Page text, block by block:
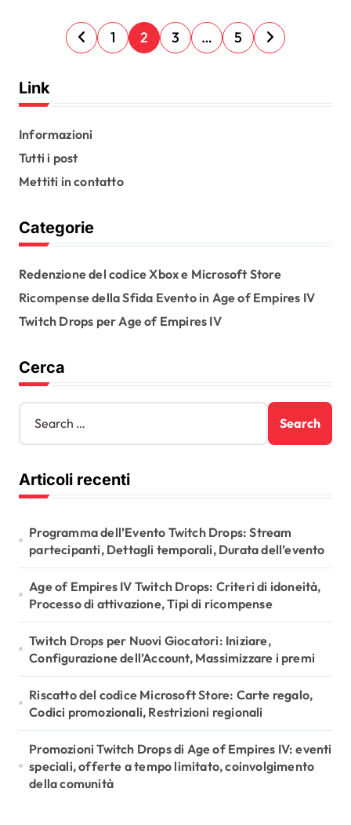
P
o
t
s
p
a
i
n
a
t
n
1 2 3 … 5
Link
Informazioni
Tutti i post
Mettiti in contatto
Categorie
Redenzione del codice Xbox e Microsoft Store
Ricompense della Sfida Evento in Age of Empires IV
Twitch Drops per Age of Empires IV
Cerca
S
a
c
h
r
:
Articoli recenti
Programma dell’Evento Twitch Drops: Stream
partecipanti, Dettagli temporali, Durata dell’evento
Age of Empires IV Twitch Drops: Criteri di idoneità,
Processo di attivazione, Tipi di ricompense
Twitch Drops per Nuovi Giocatori: Iniziare,
Configurazione dell’Account, Massimizzare i premi
Riscatto del codice Microsoft Store: Carte regalo,
Codici promozionali, Restrizioni regionali
Promozioni Twitch Drops di Age of Empires IV: eventi
speciali, offerte a tempo limitato, coinvolgimento
della comunità